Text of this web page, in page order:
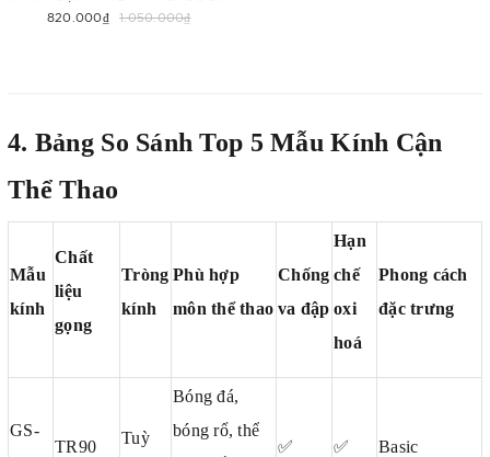
820.000₫ 1.050.000₫
4. Bảng So Sánh Top 5 Mẫu Kính Cận
Thể Thao
Mẫu
kính
Chất
liệu
gọng
Tròng
kính
Phù hợp
môn thể thao
Chống
va đập
Hạn
chế
oxi
hoá
Phong cách
đặc trưng
GS-
TR90
Tuỳ
Bóng đá,
bóng rổ, thể
✅ ✅ Basic